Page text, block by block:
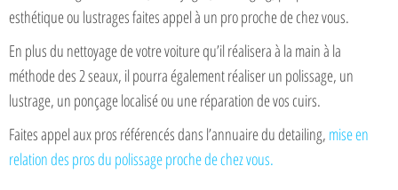
esthétique ou lustrages faites appel à un pro proche de chez vous.
En plus du nettoyage de votre voiture qu’il réalisera à la main à la
méthode des 2 seaux, il pourra également réaliser un polissage, un
lustrage, un ponçage localisé ou une réparation de vos cuirs.
Faites appel aux pros référencés dans l’annuaire du detailing, mise en
relation des pros du polissage proche de chez vous.